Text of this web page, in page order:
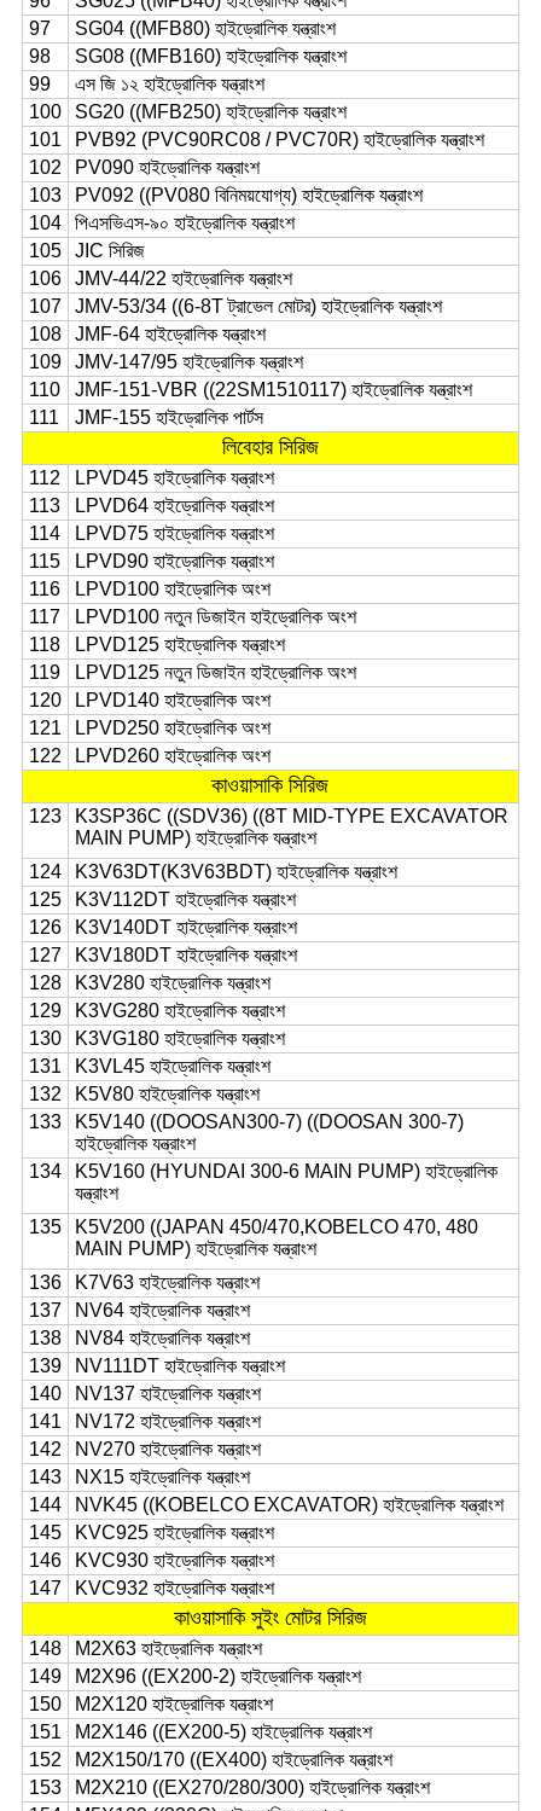
97
SG04 ((MFB80) হাইড্রোলিক যন্ত্রাংশ
98
SG08 ((MFB160) হাইড্রোলিক যন্ত্রাংশ
99
এস জি ১২ হাইড্রোলিক যন্ত্রাংশ
100
SG20 ((MFB250) হাইড্রোলিক যন্ত্রাংশ
101
PVB92 (PVC90RC08 / PVC70R) হাইড্রোলিক যন্ত্রাংশ
102
PV090 হাইড্রোলিক যন্ত্রাংশ
103
PV092 ((PV080 বিনিময়যোগ্য) হাইড্রোলিক যন্ত্রাংশ
104
পিএসভিএস-৯০ হাইড্রোলিক যন্ত্রাংশ
105
JIC সিরিজ
106
JMV-44/22 হাইড্রোলিক যন্ত্রাংশ
107
JMV-53/34 ((6-8T ট্রাভেল মোটর) হাইড্রোলিক যন্ত্রাংশ
108
JMF-64 হাইড্রোলিক যন্ত্রাংশ
109
JMV-147/95 হাইড্রোলিক যন্ত্রাংশ
110
JMF-151-VBR ((22SM1510117) হাইড্রোলিক যন্ত্রাংশ
111
JMF-155 হাইড্রোলিক পার্টস
লিবেহার সিরিজ
112
LPVD45 হাইড্রোলিক যন্ত্রাংশ
113
LPVD64 হাইড্রোলিক যন্ত্রাংশ
114
LPVD75 হাইড্রোলিক যন্ত্রাংশ
115
LPVD90 হাইড্রোলিক যন্ত্রাংশ
116
LPVD100 হাইড্রোলিক অংশ
117
LPVD100 নতুন ডিজাইন হাইড্রোলিক অংশ
118
LPVD125 হাইড্রোলিক যন্ত্রাংশ
119
LPVD125 নতুন ডিজাইন হাইড্রোলিক অংশ
120
LPVD140 হাইড্রোলিক অংশ
121
LPVD250 হাইড্রোলিক অংশ
122
LPVD260 হাইড্রোলিক অংশ
কাওয়াসাকি সিরিজ
123
K3SP36C ((SDV36) ((8T MID-TYPE EXCAVATOR
MAIN PUMP) হাইড্রোলিক যন্ত্রাংশ
124
K3V63DT(K3V63BDT) হাইড্রোলিক যন্ত্রাংশ
125
K3V112DT হাইড্রোলিক যন্ত্রাংশ
126
K3V140DT হাইড্রোলিক যন্ত্রাংশ
127
K3V180DT হাইড্রোলিক যন্ত্রাংশ
128
K3V280 হাইড্রোলিক যন্ত্রাংশ
129
K3VG280 হাইড্রোলিক যন্ত্রাংশ
130
K3VG180 হাইড্রোলিক যন্ত্রাংশ
131
K3VL45 হাইড্রোলিক যন্ত্রাংশ
132
K5V80 হাইড্রোলিক যন্ত্রাংশ
133
K5V140 ((DOOSAN300-7) ((DOOSAN 300-7)
হাইড্রোলিক যন্ত্রাংশ
134
K5V160 (HYUNDAI 300-6 MAIN PUMP) হাইড্রোলিক
যন্ত্রাংশ
135
K5V200 ((JAPAN 450/470,KOBELCO 470, 480
MAIN PUMP) হাইড্রোলিক যন্ত্রাংশ
136
K7V63 হাইড্রোলিক যন্ত্রাংশ
137
NV64 হাইড্রোলিক যন্ত্রাংশ
138
NV84 হাইড্রোলিক যন্ত্রাংশ
139
NV111DT হাইড্রোলিক যন্ত্রাংশ
140
NV137 হাইড্রোলিক যন্ত্রাংশ
141
NV172 হাইড্রোলিক যন্ত্রাংশ
142
NV270 হাইড্রোলিক যন্ত্রাংশ
143
NX15 হাইড্রোলিক যন্ত্রাংশ
144
NVK45 ((KOBELCO EXCAVATOR) হাইড্রোলিক যন্ত্রাংশ
145
KVC925 হাইড্রোলিক যন্ত্রাংশ
146
KVC930 হাইড্রোলিক যন্ত্রাংশ
147
KVC932 হাইড্রোলিক যন্ত্রাংশ
কাওয়াসাকি সুইং মোটর সিরিজ
148
M2X63 হাইড্রোলিক যন্ত্রাংশ
149
M2X96 ((EX200-2) হাইড্রোলিক যন্ত্রাংশ
150
M2X120 হাইড্রোলিক যন্ত্রাংশ
151
M2X146 ((EX200-5) হাইড্রোলিক যন্ত্রাংশ
152
M2X150/170 ((EX400) হাইড্রোলিক যন্ত্রাংশ
153
M2X210 ((EX270/280/300) হাইড্রোলিক যন্ত্রাংশ